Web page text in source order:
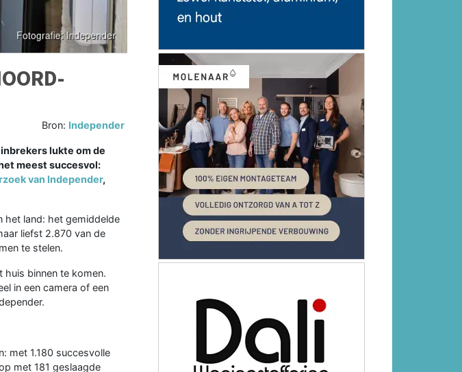
Bron: Independer
lukte om de
meest succesvol:
van Independer,
het land: het gemiddelde
liefst 2.870 van de
te stelen.
huis binnen te komen.
in een camera of een
met 1.180 succesvolle
met 181 geslaagde